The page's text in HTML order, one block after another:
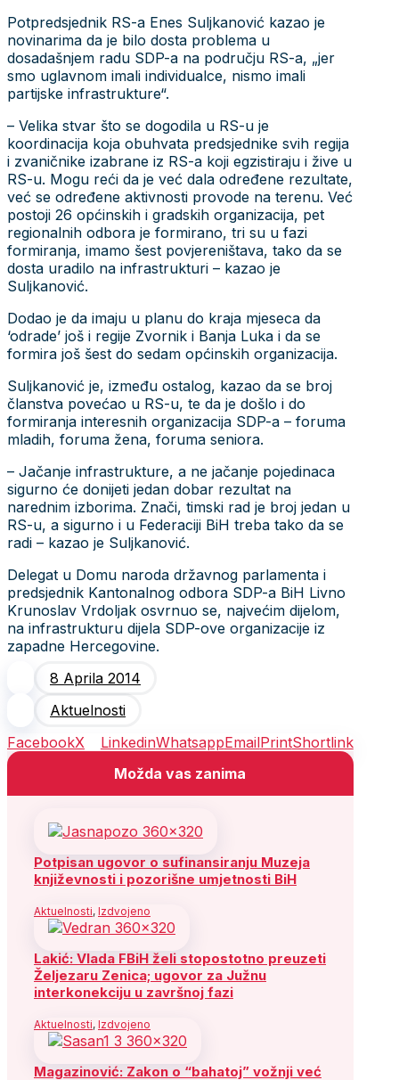
Potpredsjednik RS-a Enes Suljkanović kazao je
novinarima da je bilo dosta problema u
dosadašnjem radu SDP-a na području RS-a, „jer
smo uglavnom imali individualce, nismo imali
partijske infrastrukture“.
– Velika stvar što se dogodila u RS-u je
koordinacija koja obuhvata predsjednike svih regija
i zvaničnike izabrane iz RS-a koji egzistiraju i žive u
RS-u. Mogu reći da je već dala određene rezultate,
već se određene aktivnosti provode na terenu. Već
postoji 26 općinskih i gradskih organizacija, pet
regionalnih odbora je formirano, tri su u fazi
formiranja, imamo šest povjereništava, tako da se
dosta uradilo na infrastrukturi – kazao je
Suljkanović.
Dodao je da imaju u planu do kraja mjeseca da
‘odrade’ još i regije Zvornik i Banja Luka i da se
formira još šest do sedam općinskih organizacija.
Suljkanović je, između ostalog, kazao da se broj
članstva povećao u RS-u, te da je došlo i do
formiranja interesnih organizacija SDP-a – foruma
mladih, foruma žena, foruma seniora.
– Jačanje infrastrukture, a ne jačanje pojedinaca
sigurno će donijeti jedan dobar rezultat na
narednim izborima. Znači, timski rad je broj jedan u
RS-u, a sigurno i u Federaciji BiH treba tako da se
radi – kazao je Suljkanović.
Delegat u Domu naroda državnog parlamenta i
predsjednik Kantonalnog odbora SDP-a BiH Livno
Krunoslav Vrdoljak osvrnuo se, najvećim dijelom,
na infrastrukturu dijela SDP-ove organizacije iz
zapadne Hercegovine.
8 Aprila 2014
Aktuelnosti
FacebookX LinkedinWhatsappEmailPrintShortlink
Možda vas zanima
Potpisan ugovor o sufinansiranju Muzeja
književnosti i pozorišne umjetnosti BiH
Aktuelnosti, Izdvojeno
Lakić: Vlada FBiH želi stopostotno preuzeti
Željezaru Zenica; ugovor za Južnu
interkonekciju u završnoj fazi
Aktuelnosti, Izdvojeno
Magazinović: Zakon o “bahatoj” vožnji već